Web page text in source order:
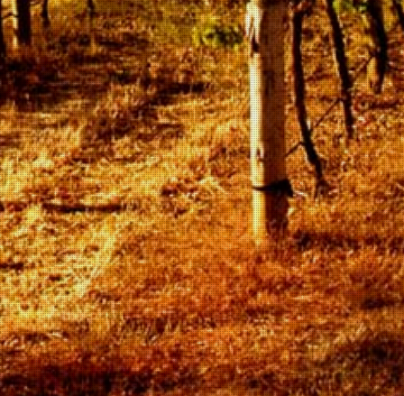
met heldere aardbei kleur. De
smaak is fruitig met een aroma
van rijp fruit, aardbei, banaan
en rode bes. Heerlijke frisse
wijn bij zomerse temperaturen,
frisse salade en verse
schelpdieren.
Alcoholpercentage van 14%
Bekijk details
In winkelwagen